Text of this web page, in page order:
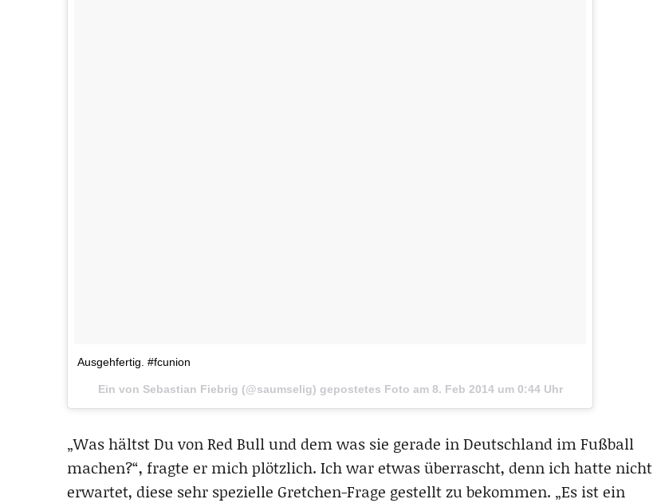
Ausgehfertig. #fcunion
Ein von Sebastian Fiebrig (@saumselig) gepostetes Foto am 8. Feb 2014 um 0:44 Uhr
„Was hältst Du von Red Bull und dem was sie gerade in Deutschland im Fußball
machen?“, fragte er mich plötzlich. Ich war etwas überrascht, denn ich hatte nicht
erwartet, diese sehr spezielle Gretchen-Frage gestellt zu bekommen. „Es ist ein